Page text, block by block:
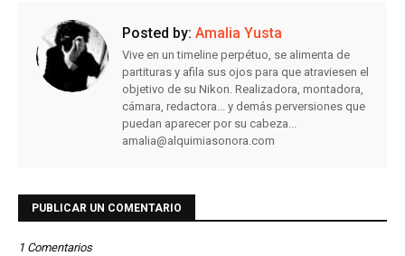
Posted by: Amalia Yusta
Vive en un timeline perpétuo, se alimenta de
partituras y afila sus ojos para que atraviesen el
objetivo de su Nikon. Realizadora, montadora,
cámara, redactora... y demás perversiones que
puedan aparecer por su cabeza...
amalia@alquimiasonora.com
PUBLICAR UN COMENTARIO
1 Comentarios